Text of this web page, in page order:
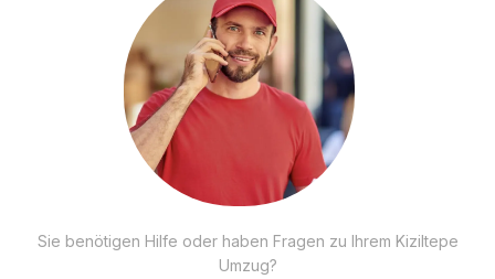
Sie benötigen Hilfe oder haben Fragen zu Ihrem Kiziltepe
Umzug?